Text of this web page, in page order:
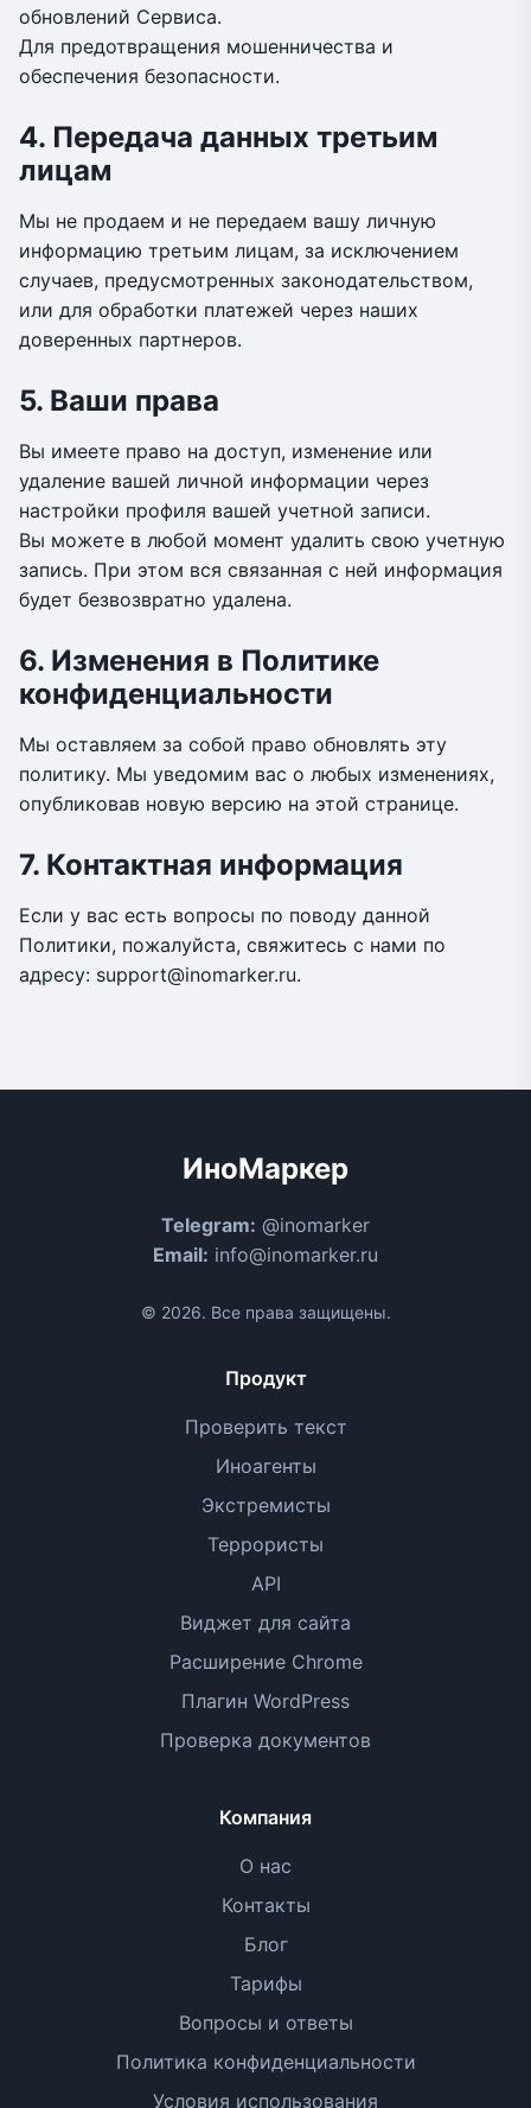
обновлений Сервиса.
Для предотвращения мошенничества и
обеспечения безопасности.
4. Передача данных третьим
лицам
Мы не продаем и не передаем вашу личную
информацию третьим лицам, за исключением
случаев, предусмотренных законодательством,
или для обработки платежей через наших
доверенных партнеров.
5. Ваши права
Вы имеете право на доступ, изменение или
удаление вашей личной информации через
настройки профиля вашей учетной записи.
Вы можете в любой момент удалить свою учетную
запись. При этом вся связанная с ней информация
будет безвозвратно удалена.
6. Изменения в Политике
конфиденциальности
Мы оставляем за собой право обновлять эту
политику. Мы уведомим вас о любых изменениях,
опубликовав новую версию на этой странице.
7. Контактная информация
Если у вас есть вопросы по поводу данной
Политики, пожалуйста, свяжитесь с нами по
адресу: support@inomarker.ru.
ИноМаркер
Telegram: @inomarker
Email: info@inomarker.ru
© 2026. Все права защищены.
Продукт
Проверить текст
Иноагенты
Экстремисты
Террористы
API
Виджет для сайта
Расширение Chrome
Плагин WordPress
Проверка документов
Компания
О нас
Контакты
Блог
Тарифы
Вопросы и ответы
Политика конфиденциальности
Условия использования